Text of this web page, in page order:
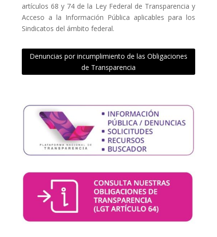
artículos 68 y 74 de la Ley Federal de Transparencia y
Acceso a la Información Pública aplicables para los
Sindicatos del ámbito federal.
Denuncias por incumplimiento de las Obligaciones
de Transparencia